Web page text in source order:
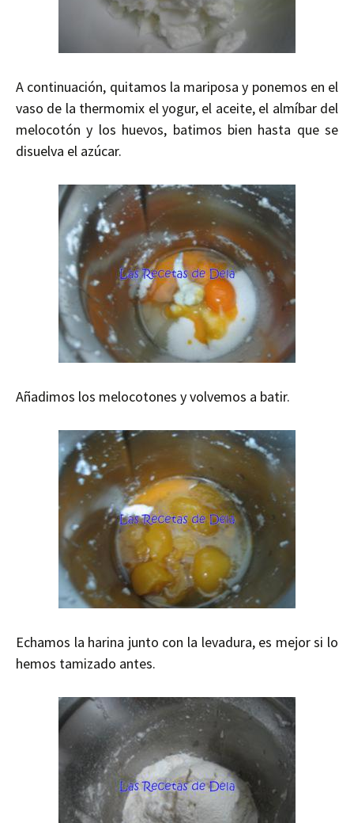
A continuación, quitamos la mariposa y ponemos en el
vaso de la thermomix el yogur, el aceite, el almíbar del
melocotón y los huevos, batimos bien hasta que se
disuelva el azúcar.
Añadimos los melocotones y volvemos a batir.
Echamos la harina junto con la levadura, es mejor si lo
hemos tamizado antes.